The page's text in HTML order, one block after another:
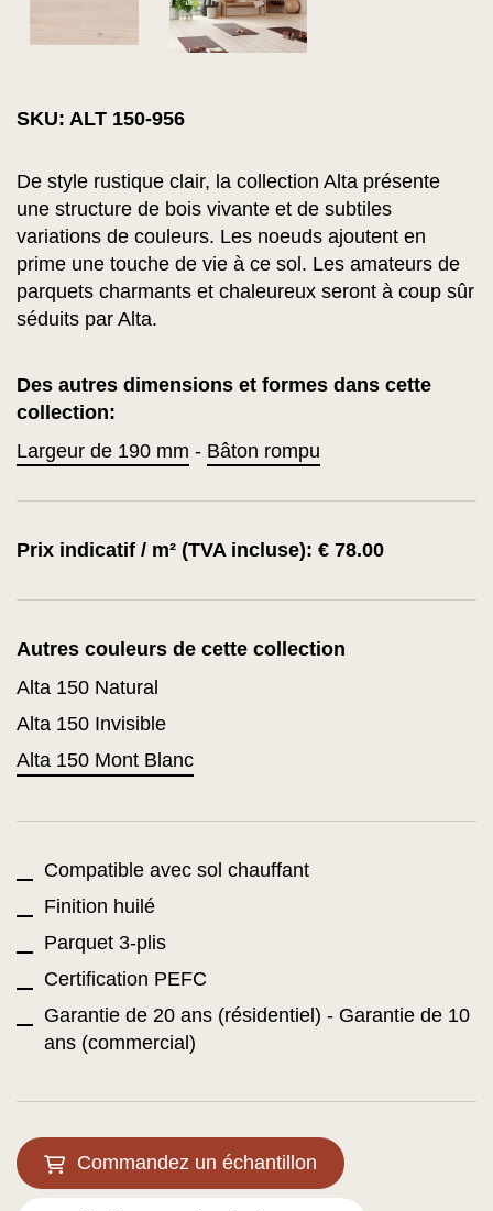
SKU: ALT 150-956
De style rustique clair, la collection Alta présente
une structure de bois vivante et de subtiles
variations de couleurs. Les noeuds ajoutent en
prime une touche de vie à ce sol. Les amateurs de
parquets charmants et chaleureux seront à coup sûr
séduits par Alta.
Des autres dimensions et formes dans cette
collection:
Largeur de 190 mm - Bâton rompu
Prix indicatif / m² (TVA incluse): € 78.00
Autres couleurs de cette collection
Alta 150 Natural
Alta 150 Invisible
Alta 150 Mont Blanc
Compatible avec sol chauffant
Finition huilé
Parquet 3-plis
Certification PEFC
Garantie de 20 ans (résidentiel) - Garantie de 10
ans (commercial)
Commandez un échantillon